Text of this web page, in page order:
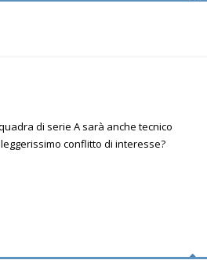
di serie A sarà anche tecnico
conflitto di interesse?